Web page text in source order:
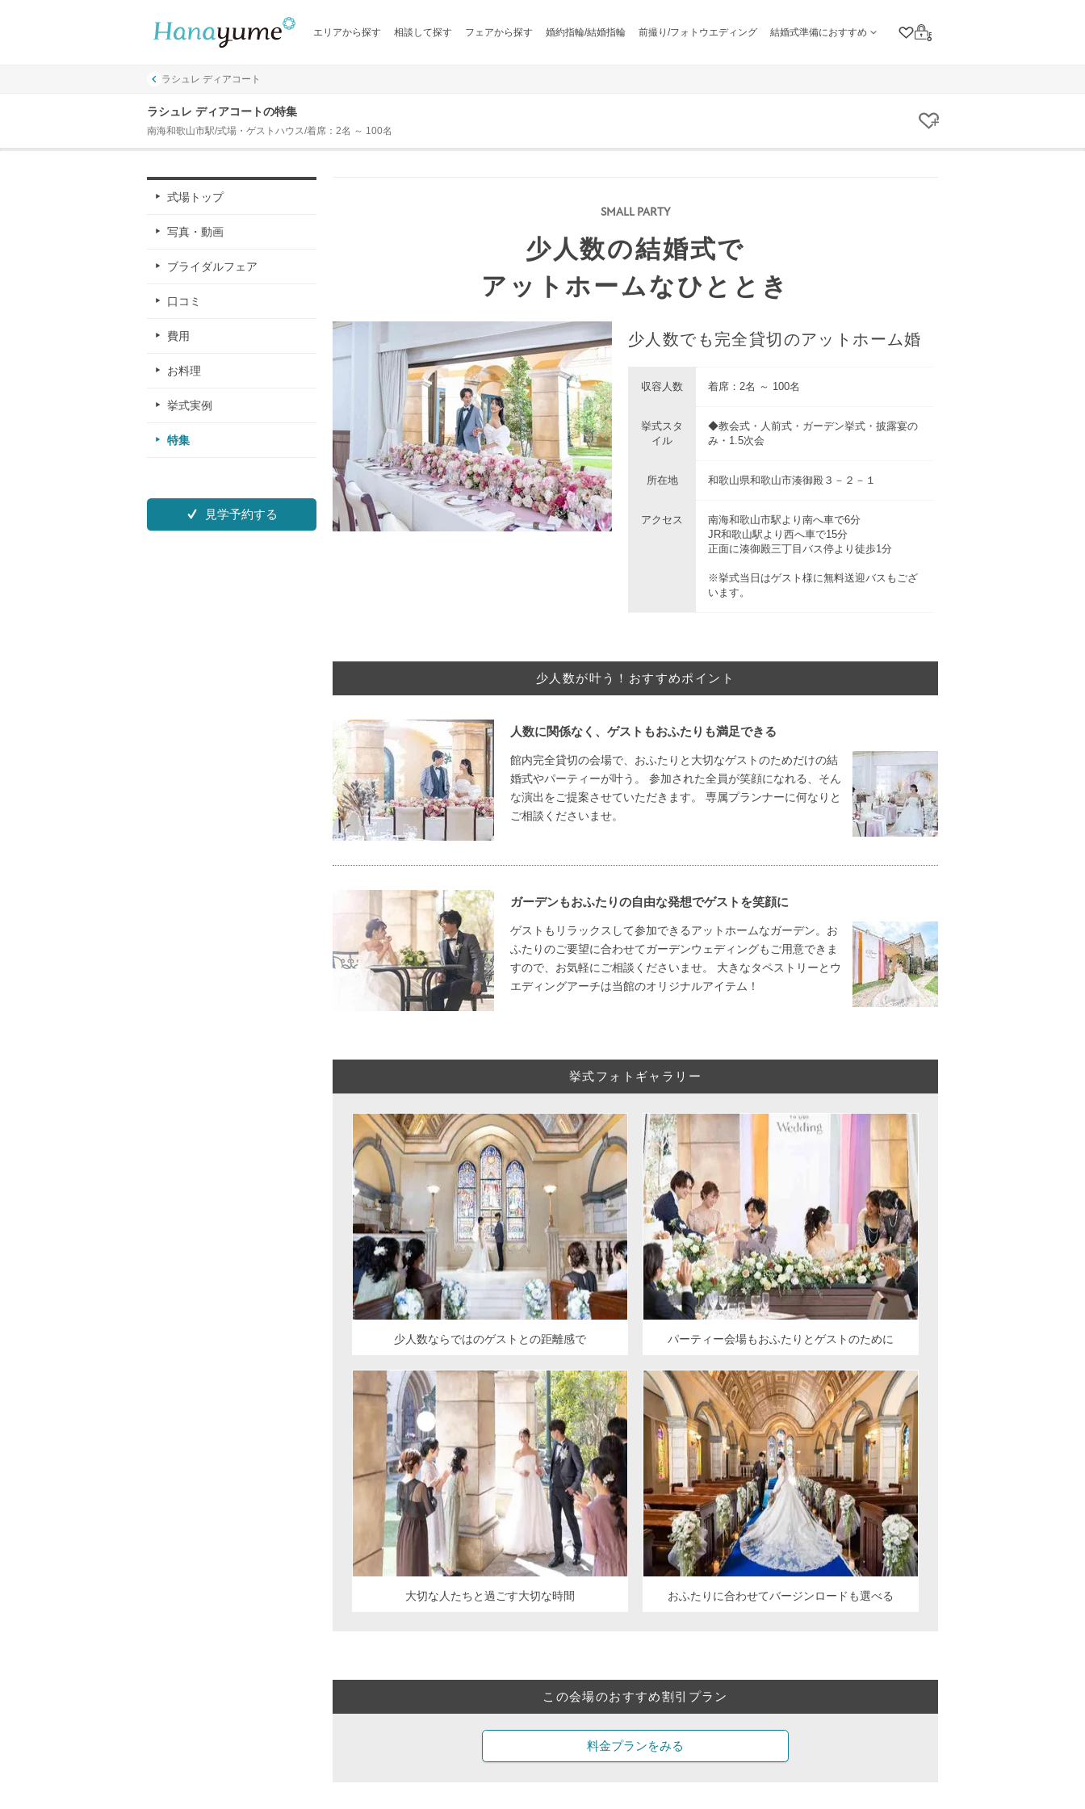
エリアから探す 相談して探す フェアから探す 婚約指輪/結婚指輪 前撮り/フォトウエディング 結婚式準備におすすめ
クリップリスト
ログイン
ラシュレ ディアコート
ラシュレ ディアコートの特集
南海和歌山市駅/式場・ゲストハウス/着席：2名 ～ 100名 クリップする
式場トップ
写真・動画
ブライダルフェア
口コミ
費用
お料理
挙式実例
特集
見学予約する
少人数の結婚式で
アットホームなひととき
少人数でも完全貸切のアットホーム婚
収容人数 着席：2名 ～ 100名
挙式スタ
イル
◆教会式・人前式・ガーデン挙式・披露宴の
み・1.5次会
所在地 和歌山県和歌山市湊御殿３－２－１
アクセス
南海和歌山市駅より南へ車で6分
JR和歌山駅より西へ車で15分
正面に湊御殿三丁目バス停より徒歩1分
※挙式当日はゲスト様に無料送迎バスもござ
います。
少人数が叶う！おすすめポイント
人数に関係なく、ゲストもおふたりも満足できる
館内完全貸切の会場で、おふたりと大切なゲストのためだけの結
婚式やパーティーが叶う。 参加された全員が笑顔になれる、そん
な演出をご提案させていただきます。 専属プランナーに何なりと
ご相談くださいませ。
ガーデンもおふたりの自由な発想でゲストを笑顔に
ゲストもリラックスして参加できるアットホームなガーデン。お
ふたりのご要望に合わせてガーデンウェディングもご用意できま
すので、お気軽にご相談くださいませ。 大きなタペストリーとウ
エディングアーチは当館のオリジナルアイテム！
挙式フォトギャラリー
少人数ならではのゲストとの距離感で パーティー会場もおふたりとゲストのために
大切な人たちと過ごす大切な時間 おふたりに合わせてバージンロードも選べる
この会場のおすすめ割引プラン
料金プランをみる